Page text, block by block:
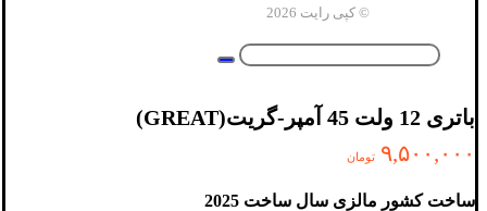
© کپی رایت 2026
باتری 12 ولت 45 آمپر-گریت(GREAT)
۹,۵۰۰,۰۰۰ تومان
ساخت کشور مالزی سال ساخت 2025